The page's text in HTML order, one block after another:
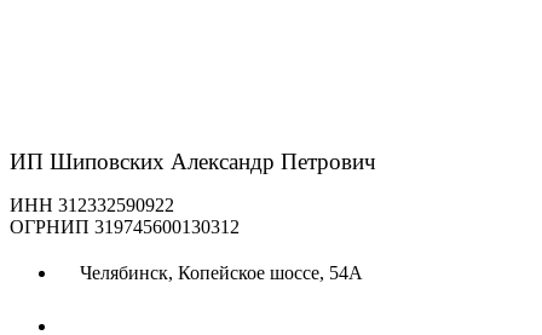
ИП Шиповских Александр Петрович
ИНН 312332590922
ОГРНИП 319745600130312
Челябинск, Копейское шоссе, 54А